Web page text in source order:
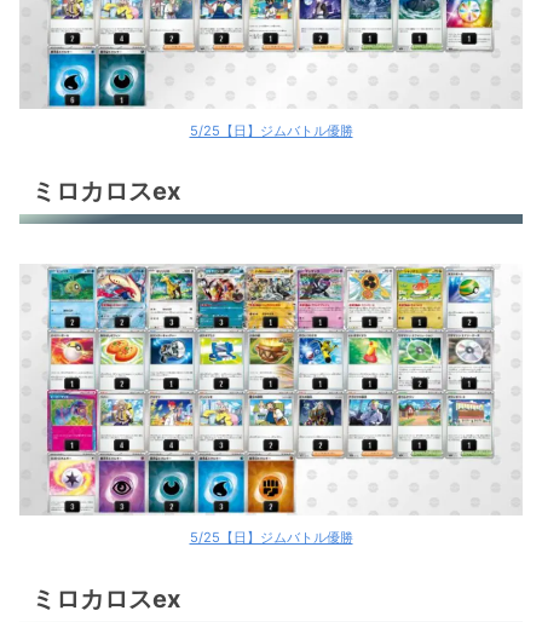
ブリジュラスex
バチュルバレット
バチュルバレット
サーフゴーex
サーフゴーex
シロナのガブリアスex
ホップのザシアンex
Nのゾロアークex
Nのゾロアークex
5/25【日】ジムバトル優勝
ミロカロスex
5/25【日】ジムバトル優勝
ミロカロスex